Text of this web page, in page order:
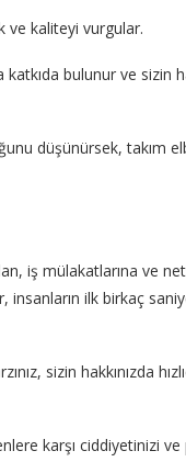
ve kaliteyi vurgular.
bulunur ve sizin
düşünürsek, takım
iş mülakatlarına ve
ilk birkaç
sizin hakkınızda
karşı ciddiyetinizi ve